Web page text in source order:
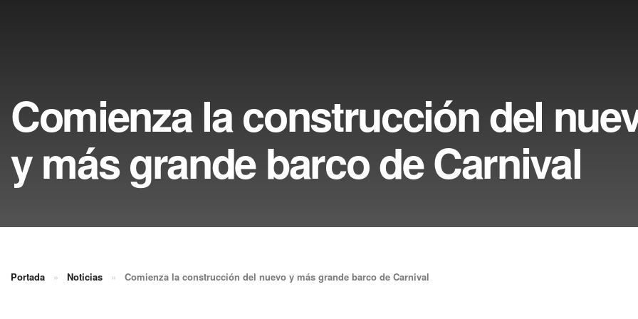
Comienza la construcción del
y más grande barco de Carnival
Portada » Noticias » Comienza la construcción del nuevo y más grande barco de Carnival